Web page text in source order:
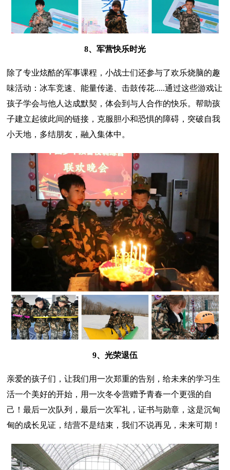
8、军营快乐时光
除了专业炫酷的军事课程，小战士们还参与了欢乐烧脑的趣
味活动：冰车竞速、能量传递、击鼓传花.....通过这些游戏让
孩子学会与他人达成默契，体会到与人合作的快乐。帮助孩
子建立起彼此间的链接，克服胆小和恐惧的障碍，突破自我
小天地，多结朋友，融入集体中。
9、光荣退伍
亲爱的孩子们，让我们用一次郑重的告别，给未来的学习生
活一个美好的开始，用一次冬令营赠予青春一个更强的自
己！最后一次队列，最后一次军礼，证书与勋章，这是沉甸
甸的成长见证，结营不是结束，我们不说再见，未来可期！